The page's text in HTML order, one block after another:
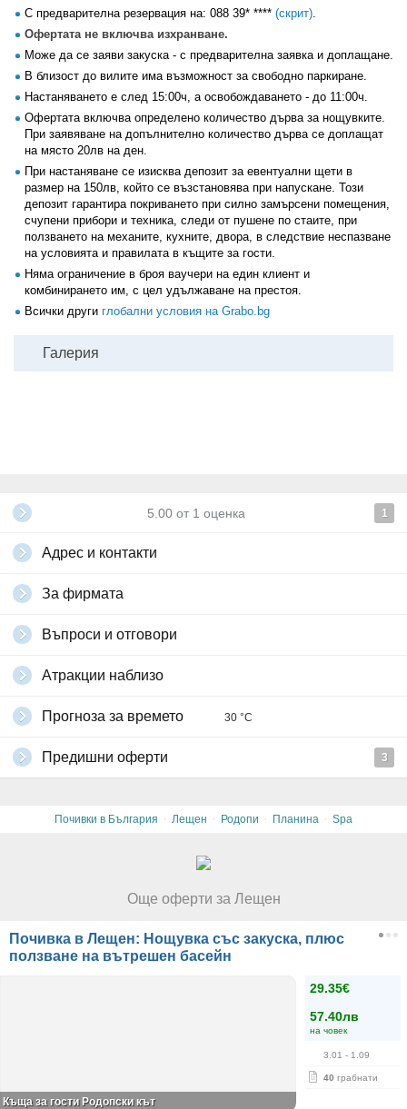
С предварителна резервация на: 088 39* **** (скрит).
Офертата не включва изхранване.
Може да се заяви закуска - с предварителна заявка и доплащане.
В близост до вилите има възможност за свободно паркиране.
Настаняването е след 15:00ч, а освобождаването - до 11:00ч.
Офертата включва определено количество дърва за нощувките.
При заявяване на допълнително количество дърва се доплащат
на място 20лв на ден.
При настаняване се изисква депозит за евентуални щети в
размер на 150лв, който се възстановява при напускане. Този
депозит гарантира покриването при силно замърсени помещения,
счупени прибори и техника, следи от пушене по стаите, при
ползването на механите, кухните, двора, в следствие неспазване
на условията и правилата в къщите за гости.
Няма ограничение в броя ваучери на един клиент и
комбинирането им, с цел удължаване на престоя.
Всички други глобални условия на Grabo.bg
Галерия
5.00 от 1 оценка 1
Адрес и контакти
За фирмата
Въпроси и отговори
Атракции наблизо
Прогноза за времето 30 °C
Предишни оферти 3
Почивки в България · Лещен · Родопи · Планина · Spa
Още оферти за Лещен
Почивка в Лещен: Нощувка със закуска, плюс
ползване на вътрешен басейн
29.35€
57.40лв
на човек
3.01 - 1.09
40 грабнати
Къща за гости Родопски кът